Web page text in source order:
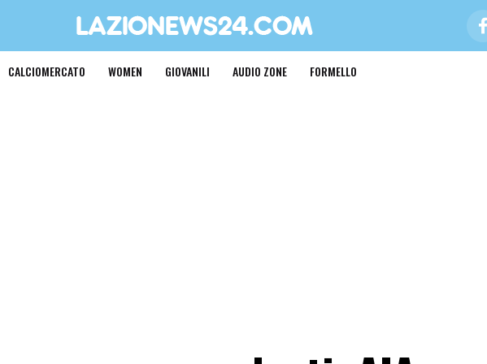
CALCIOMERCATO WOMEN GIOVANILI AUDIO ZONE FORMELLO